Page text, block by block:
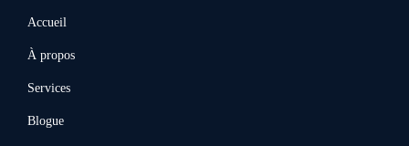
Accueil
À propos
Services
Blogue